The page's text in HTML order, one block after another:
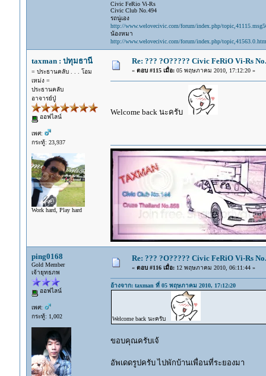
Civic FeRio Vi-Rs
Civic Club No.494
รถนู่เอง
http://www.welovecivic.com/forum/index.php/
น้องหมา
http://www.welovecivic.com/forum/index.php/
taxman : ปทุมธานี
= ประธานคลับ . . . โอม
เหม่ง =
ประธานคลับ
อาจารย์ปู่
ออฟไลน์
เพศ:
กระทู้: 23,937
Work hard, Play hard
Re: ??? ?O????? Civic FeRiO Vi-Rs
« ตอบ #115 เมื่อ:05 พฤษภาคม 2010, 17:12:20 »
Welcome back นะครับ
ping0168
Gold Member
เจ้ายุทธภพ
ออฟไลน์
เพศ:
กระทู้: 1,002
Re: ??? ?O????? Civic FeRiO Vi-Rs
« ตอบ #116 เมื่อ:12 พฤษภาคม 2010, 06:11:44 »
อ้างจาก: taxman ที่ 05 พฤษภาคม 2010, 17:12:20
Welcome back นะครับ
ขอบคุณครับเจ้
อัพเดดรูปครับ ไปพักบ้านเพื่อนที่ระยองมา